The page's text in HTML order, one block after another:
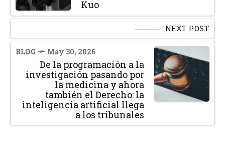
Kuo
NEXT POST
BLOG May 30, 2026
De la programación a la
investigación pasando por
la medicina y ahora
también el Derecho: la
inteligencia artificial llega
a los tribunales